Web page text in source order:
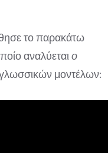
το παρακάτω
αναλύεταιο
μοντέλων: